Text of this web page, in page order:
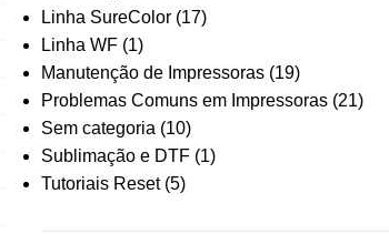
Linha SureColor(17)
Linha WF(1)
Manutenção de Impressoras(19)
Problemas Comuns em Impressoras(21)
Sem categoria (10)
Sublimação e DTF(1)
Tutoriais Reset(5)